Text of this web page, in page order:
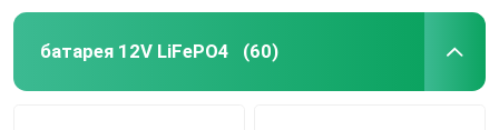
батарея 12V LiFePO4 (60)